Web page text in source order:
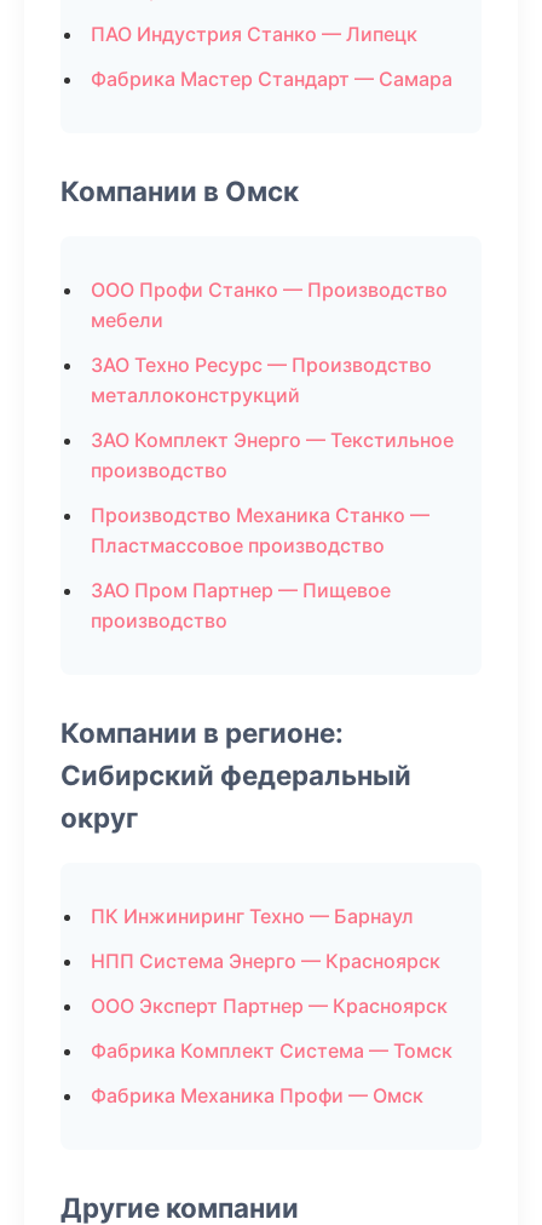
ПАО Индустрия Станко — Липецк
Фабрика Мастер Стандарт — Самара
Компании в Омск
ООО Профи Станко — Производство
мебели
ЗАО Техно Ресурс — Производство
металлоконструкций
ЗАО Комплект Энерго — Текстильное
производство
Производство Механика Станко —
Пластмассовое производство
ЗАО Пром Партнер — Пищевое
производство
Компании в регионе:
Сибирский федеральный
округ
ПК Инжиниринг Техно — Барнаул
НПП Система Энерго — Красноярск
ООО Эксперт Партнер — Красноярск
Фабрика Комплект Система — Томск
Фабрика Механика Профи — Омск
Другие компании